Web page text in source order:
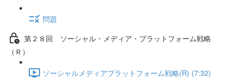
問題
第２８回 ソーシャル・メディア・プラットフォーム戦略
（Ｒ）
ソーシャルメディアプラットフォーム戦略(R) (7:32)